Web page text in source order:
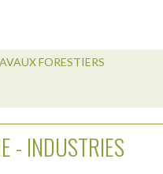
FORESTIERS
- INDUSTRIES